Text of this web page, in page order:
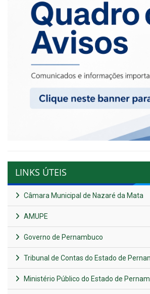
LINKS ÚTEIS
Câmara Municipal de Nazaré da Mata
AMUPE
Governo de Pernambuco
Tribunal de Contas do Estado de
Ministério Público do Estado de